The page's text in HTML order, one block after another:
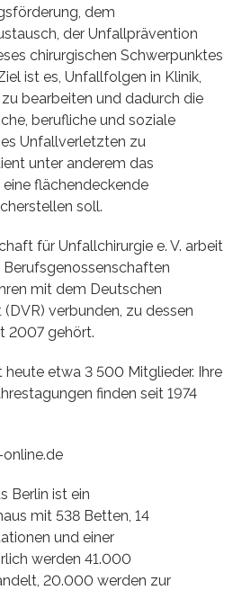
dem
der Unfallprävention
chirurgischen Schwerpunktes
ist es, Unfallfolgen in Klinik,
bearbeiten und dadurch die
berufliche und soziale
Unfallverletzten zu
unter anderem das
flächendeckende
soll.
für Unfallchirurgie e. V. arbeit
mit dem Deutschen
verbunden, zu dessen
2007 gehört.
etwa 3 500 Mitglieder. Ihre
finden seit 1974
Berlin ist ein
mit 538 Betten, 14
und einer
werden 41.000
20.000 werden zur